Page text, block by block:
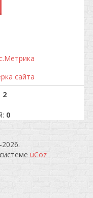
2
0
.
uCoz